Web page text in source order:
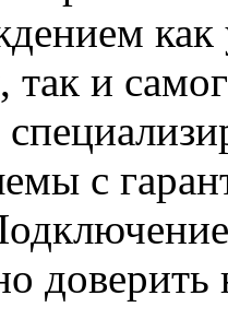
как
так и
с
доверить